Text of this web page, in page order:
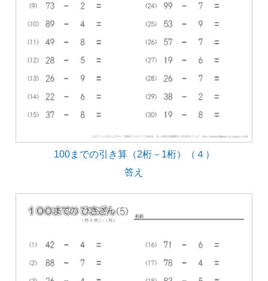
100までの引き算（2桁－1桁）（４）
答え